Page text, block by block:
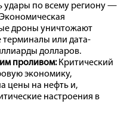
удары по всему региону —
дроны уничтожают
или дата-
долларов.
проливом:Критический
экономику,
цены на нефть и,
настроения в